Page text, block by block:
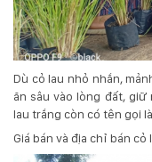
Dù cỏ lau nhỏ nhắn,
ăn sâu vào lòng đất,
lau trắng còn có tên gọi
Giá bán và địa chỉ bán cỏ